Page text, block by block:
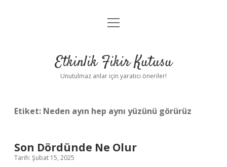
Anasayfa
Yasal Uyarı
menüyü
Etkinlik Fikir Kutusu
Unutulmaz anlar için yaratıcı öneriler!
Etiket: Neden ayın hep aynı yüzünü görürüz
Son Dördünde Ne Olur
Tarih: Şubat 15, 2025